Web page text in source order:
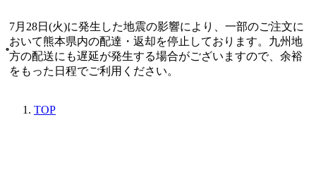
7月28日(火)に発生した地震の影響により、一部のご注文に
おいて熊本県内の配達・返却を停止しております。九州地
方の配送にも遅延が発生する場合がございますので、余裕
をもった日程でご利用ください。
TOP